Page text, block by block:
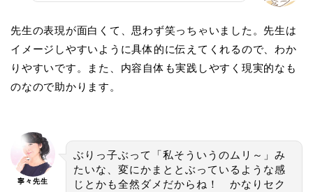
先生の表現が面白くて、思わず笑っちゃいました。先生は
イメージしやすいように具体的に伝えてくれるので、わか
りやすいです。また、内容自体も実践しやすく現実的なも
のなので助かります。
寧々先生
ぶりっ子ぶって「私そういうのムリ～」み
たいな、変にかまととぶっているような感
じとかも全然ダメだからね！ かなりセク